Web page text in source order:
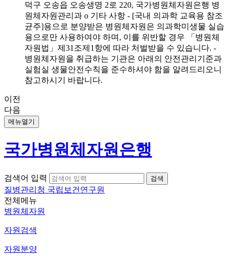
덕구 오송읍 오송생명 2로 220, 국가병원체자원은행 병
원체자원관리과 o 기타 사항 - [국내 의과학 교육용 참조
균주]용으로 분양받은 병원체자원은 의과학미생물 실습
용으로만 사용하여야 하며, 이를 위반할 경우 「병원체
자원법」제31조제1항에 따라 처벌받을 수 있습니다. -
병원체자원을 취급하는 기관은 아래의 안전관리기준과
실험실 생물안전수칙을 준수하셔야 함을 알려드리오니
참고하시기 바랍니다.
이전
다음
메뉴열기
국가병원체자원은행
검색어 입력
질병관리청 국립보건연구원
전체메뉴
병원체자원
자원검색
자원분양